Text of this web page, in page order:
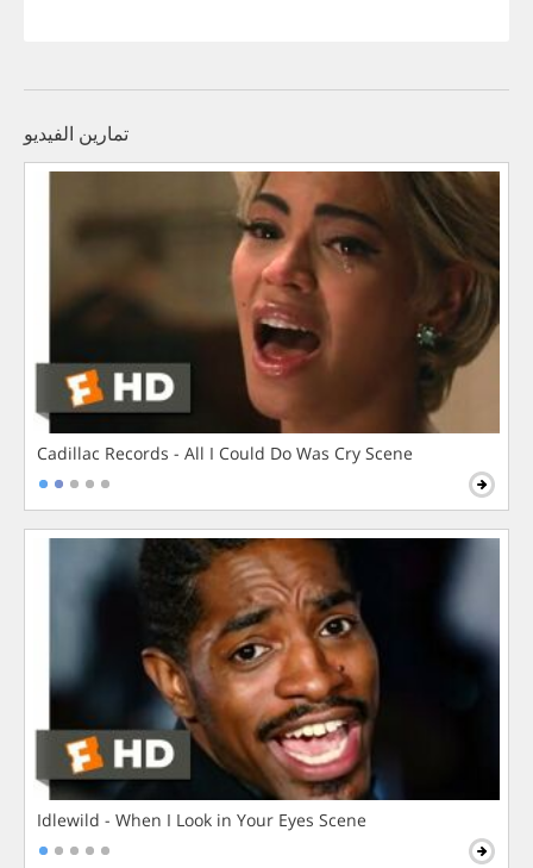
تمارين الفيديو
Cadillac Records - All I Could Do Was Cry Scene
Idlewild - When I Look in Your Eyes Scene